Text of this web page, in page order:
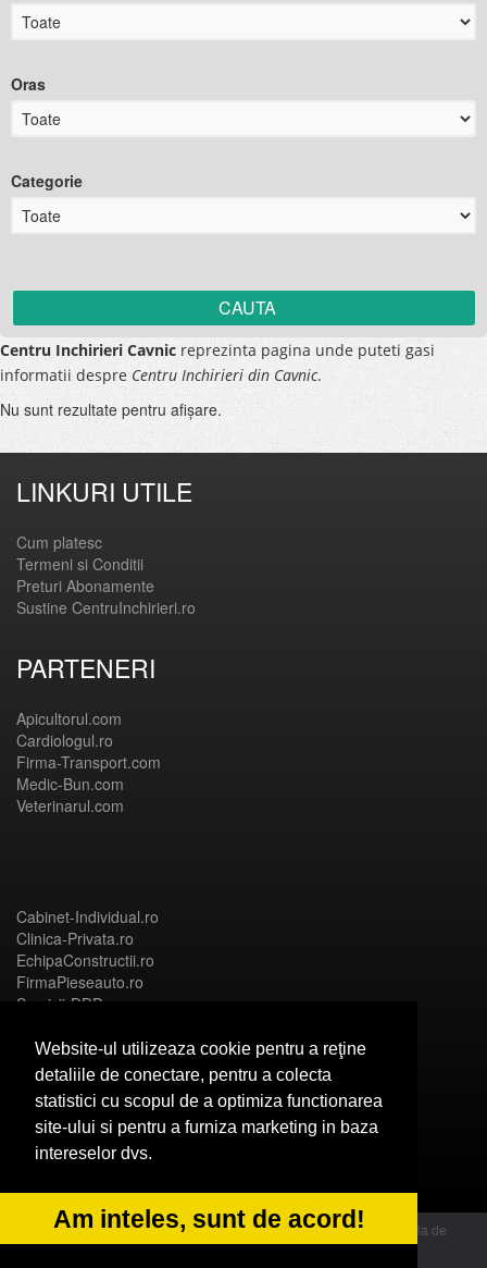
Website-ul utilizeaza cookie pentru a reţine
detaliile de conectare, pentru a colecta
statistici cu scopul de a optimiza functionarea
site-ului si pentru a furniza marketing in baza
intereselor dvs.
Am inteles, sunt de acord!
Oras
Categorie
Centru Inchirieri Cavnic reprezinta pagina unde puteti gasi
informatii despre Centru Inchirieri din Cavnic.
Nu sunt rezultate pentru afişare.
LINKURI UTILE
Cum platesc
Termeni si Conditii
Preturi Abonamente
Sustine CentruInchirieri.ro
PARTENERI
Apicultorul.com
Cardiologul.ro
Firma-Transport.com
Medic-Bun.com
Veterinarul.com
Cabinet-Individual.ro
Clinica-Privata.ro
EchipaConstructii.ro
FirmaPieseauto.ro
Servicii-DDD.com
Birouri-Cadastru.ro
CramaVinuri.ro
FirmaTractariAuto.ro
© 2014 Powered by OdinMedia | este inscrisa la Autoritatea Nationala de